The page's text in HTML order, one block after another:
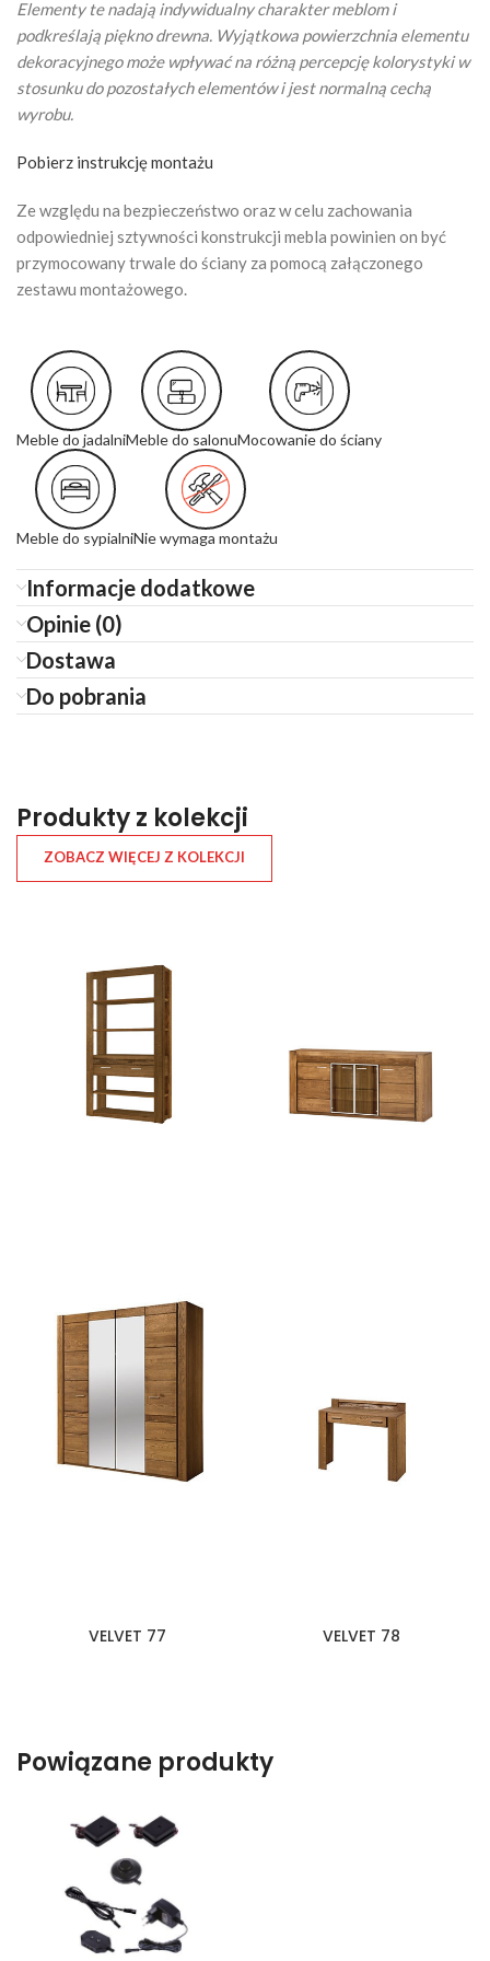
Elementy te nadają indywidualny charakter meblom i
podkreślają piękno drewna. Wyjątkowa powierzchnia elementu
dekoracyjnego może wpływać na różną percepcję kolorystyki w
stosunku do pozostałych elementów i jest normalną cechą
wyrobu.
Pobierz instrukcję montażu
Ze względu na bezpieczeństwo oraz w celu zachowania
odpowiedniej sztywności konstrukcji mebla powinien on być
przymocowany trwale do ściany za pomocą załączonego
zestawu montażowego.
Meble do jadalniMeble do salonuMocowanie do ściany
Meble do sypialniNie wymaga montażu
Informacje dodatkowe
Opinie (0)
Dostawa
Do pobrania
Produkty z kolekcji
ZOBACZ WIĘCEJ Z KOLEKCJI
VELVET 77 VELVET 78
Powiązane produkty